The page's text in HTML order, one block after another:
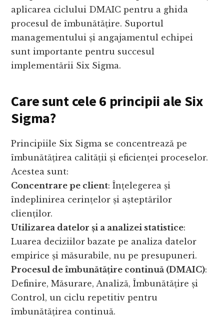
aplicarea ciclului DMAIC pentru a ghida
procesul de îmbunătățire. Suportul
managementului și angajamentul echipei
sunt importante pentru succesul
implementării Six Sigma.
Care sunt cele 6 principii ale Six
Sigma?
Principiile Six Sigma se concentrează pe
îmbunătățirea calității și eficienței proceselor.
Acestea sunt:
Concentrare pe client: Înțelegerea și
îndeplinirea cerințelor și așteptărilor
clienților.
Utilizarea datelor și a analizei statistice:
Luarea deciziilor bazate pe analiza datelor
empirice și măsurabile, nu pe presupuneri.
Procesul de îmbunătățire continuă (DMAIC):
Definire, Măsurare, Analiză, Îmbunătățire și
Control, un ciclu repetitiv pentru
îmbunătățirea continuă.